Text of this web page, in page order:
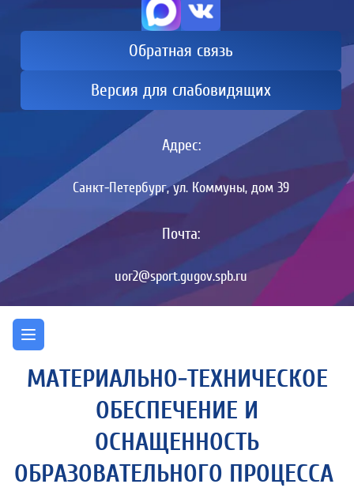
Обратная связь
Версия для слабовидящих
Адрес:
Санкт-Петербург, ул. Коммуны, дом 39
Почта:
uor2@sport.gugov.spb.ru
МАТЕРИАЛЬНО-ТЕХНИЧЕСКОЕ
ОБЕСПЕЧЕНИЕ И
ОСНАЩЕННОСТЬ
ОБРАЗОВАТЕЛЬНОГО ПРОЦЕССА